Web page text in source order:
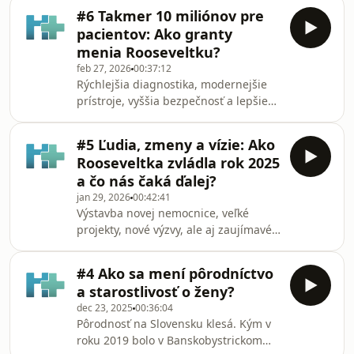
alebo len ďalším trendom? Zmenšený
žalúdok nie je zázrak. Bariatrická
operácia pomôže, no návyky za vás
nezmení. Každý rok pribúdajú tisíce
pacientov s rakovinou hrubého čreva.
Čo rozhoduje o prežití? Prevencia,
včasná diagnostika alebo životný štýl?
A kde robíme ako
#6 Takmer 10 miliónov pre
pacientov: Ako granty
menia Rooseveltku?
feb 27, 202600:37:12
Rýchlejšia diagnostika, modernejšie
prístroje, vyššia bezpečnosť a lepšie
nemocnica vďaka externým zdrojom z
grantov, eurofondov a
medzinárodných projektov.V praxi sa
podarilo spustiť výstavbu novej
nemocnice, zrekonštruovať
psychiatrickú kliniku či vybudovať
škôlku pre zamestnancov. Nakúpili
sme mobilné digitálne röntgeny,
sonograf
#5 Ľudia, zmeny a vízie: Ako
Rooseveltka zvládla rok 2025
a čo nás čaká ďalej?
jan 29, 202600:42:41
Výstavba novej nemocnice, veľké
projekty, nové výzvy, ale aj zaujímavé
a stále vyrovnáva vedenie,
zamestnanci a celý tím nemocnice? V
piatej epizóde nášho podcastu sa
spolu s riaditeľkou Miriam
Lapuníkovou a námestníčkou pre
#4 Ako sa mení pôrodníctvo
a starostlivosť o ženy?
dec 23, 2025 00:36:04
Pôrodnosť na Slovensku klesá. Kým v
roku 2019 bolo v Banskobystrickom